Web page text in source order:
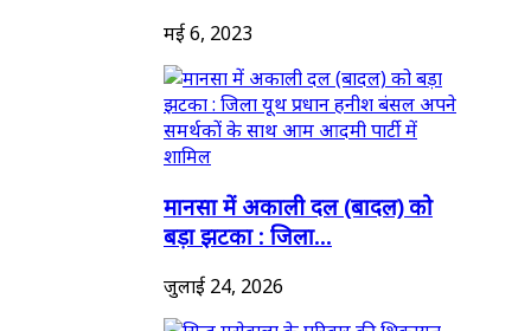
मई 6, 2023
मानसा में अकाली दल (बादल) को
बड़ा झटका : जिला...
जुलाई 24, 2026